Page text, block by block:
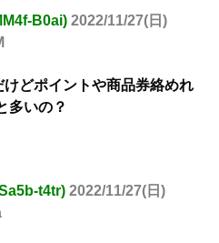
B0ai) 2022/11/27(日)
どポイントや商品券絡めれ
多いの？
t4tr) 2022/11/27(日)